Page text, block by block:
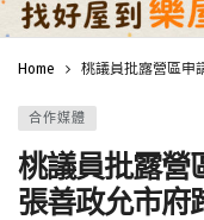
Home 桃議員批露營區申
合作媒體
桃議員批露營
張善政允市府